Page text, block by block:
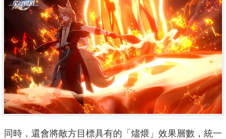
同時，還會將敵方目標具有的「燼煨」效果層數，統一